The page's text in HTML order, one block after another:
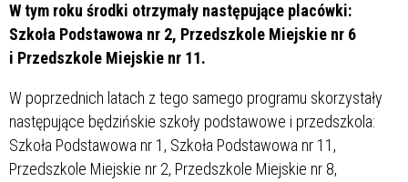
W tym roku środki otrzymały następujące placówki:
Szkoła Podstawowa nr 2, Przedszkole Miejskie nr 6
i Przedszkole Miejskie nr 11.
W poprzednich latach z tego samego programu skorzystały
następujące będzińskie szkoły podstawowe i przedszkola:
Szkoła Podstawowa nr 1, Szkoła Podstawowa nr 11,
Przedszkole Miejskie nr 2, Przedszkole Miejskie nr 8,